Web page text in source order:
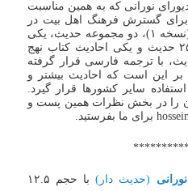
نورانی که به همین مناسبت
گسترش فرهنگ اهل بیت در
سرتاسر گیتی. در نسخه جاری (نسخه ۱)، دو مجموعه حدیث، یکی
احادیث منتخب شامل حدود ۲۵۰ حدیث و یکی احادیث کتاب نهج
شامل حدود ۳۳۰۰ حدیث، با ترجمه فارسی قرار گرفته
این است که احادیث بیشتر و
سایر کشورها قرار گیرد.
را در بخش نظرات همین پست و
(حدیث دار)
با حجم ۱۲.۵